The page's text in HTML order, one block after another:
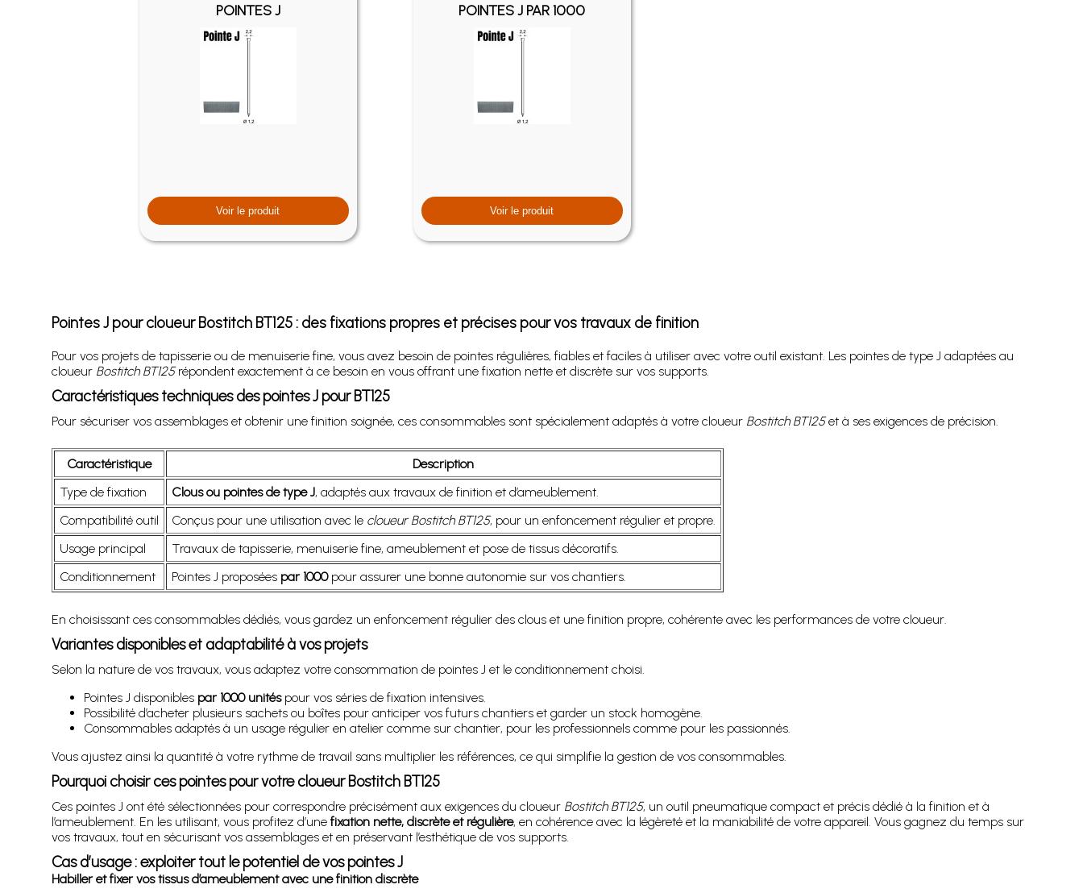
POINTES J
Voir le produit
POINTES J PAR 1000
Voir le produit
Pointes J pour cloueur Bostitch BT125 : des fixations propres et précises pour vos travaux de finition
Pour vos projets de tapisserie ou de menuiserie fine, vous avez besoin de pointes régulières, fiables et faciles à utiliser avec votre outil existant. Les pointes de type J adaptées au
cloueur Bostitch BT125répondent exactement à ce besoin en vous offrant une fixation nette et discrète sur vos supports.
Caractéristiques techniques des pointes J pour BT125
Pour sécuriser vos assemblages et obtenir une finition soignée, ces consommables sont spécialement adaptés à votre cloueur Bostitch BT125et à ses exigences de précision.
Caractéristique
Description
Type de fixation
Clous ou pointes de type J, adaptés aux travaux de finition et d’ameublement.
Compatibilité outil
Conçus pour une utilisation avec le cloueur Bostitch BT125, pour un enfoncement régulier et propre.
Usage principal
Travaux de tapisserie, menuiserie fine, ameublement et pose de tissus décoratifs.
Conditionnement
Pointes J proposées par 1000pour assurer une bonne autonomie sur vos chantiers.
En choisissant ces consommables dédiés, vous gardez un enfoncement régulier des clous et une finition propre, cohérente avec les performances de votre cloueur.
Variantes disponibles et adaptabilité à vos projets
Selon la nature de vos travaux, vous adaptez votre consommation de pointes J et le conditionnement choisi.
Pointes J disponibles par 1000 unitéspour vos séries de fixation intensives.
Possibilité d’acheter plusieurs sachets ou boîtes pour anticiper vos futurs chantiers et garder un stock homogène.
Consommables adaptés à un usage régulier en atelier comme sur chantier, pour les professionnels comme pour les passionnés.
Vous ajustez ainsi la quantité à votre rythme de travail sans multiplier les références, ce qui simplifie la gestion de vos consommables.
Pourquoi choisir ces pointes pour votre cloueur Bostitch BT125
Ces pointes J ont été sélectionnées pour correspondre précisément aux exigences du cloueur Bostitch BT125, un outil pneumatique compact et précis dédié à la finition et à
l’ameublement. En les utilisant, vous profitez d’une fixation nette, discrète et régulière, en cohérence avec la légèreté et la maniabilité de votre appareil. Vous gagnez du temps sur
vos travaux, tout en sécurisant vos assemblages et en préservant l’esthétique de vos supports.
Cas d’usage : exploiter tout le potentiel de vos pointes J
Habiller et fixer vos tissus d’ameublement avec une finition discrète